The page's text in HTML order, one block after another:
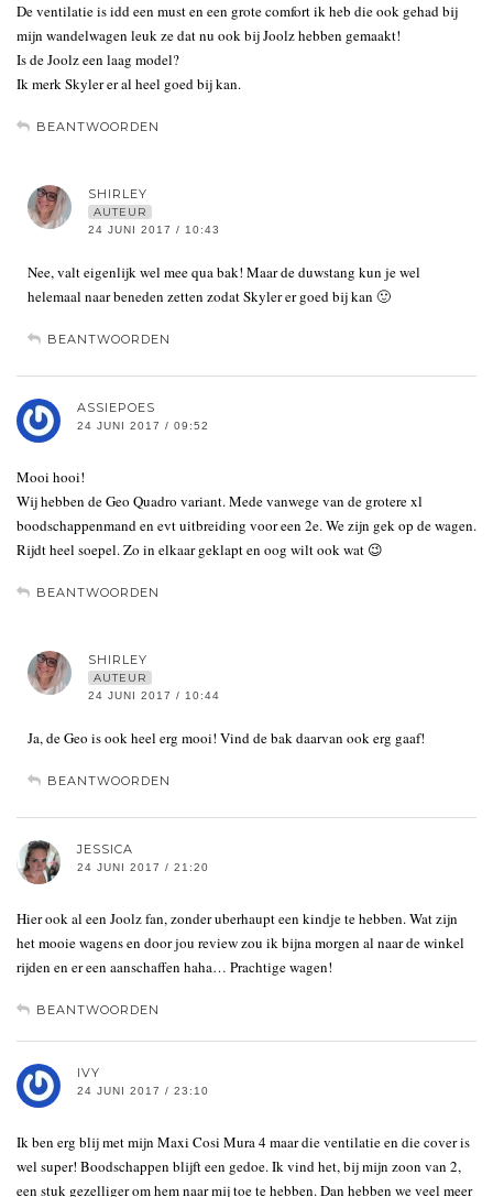
De ventilatie is idd een must en een grote comfort ik heb die ook gehad bij
mijn wandelwagen leuk ze dat nu ook bij Joolz hebben gemaakt!
Is de Joolz een laag model?
Ik merk Skyler er al heel goed bij kan.
BEANTWOORDEN
SHIRLEY
AUTEUR
24 JUNI 2017 / 10:43
Nee, valt eigenlijk wel mee qua bak! Maar de duwstang kun je wel
helemaal naar beneden zetten zodat Skyler er goed bij kan 🙂
BEANTWOORDEN
ASSIEPOES
24 JUNI 2017 / 09:52
Mooi hooi!
Wij hebben de Geo Quadro variant. Mede vanwege van de grotere xl
boodschappenmand en evt uitbreiding voor een 2e. We zijn gek op de wagen.
Rijdt heel soepel. Zo in elkaar geklapt en oog wilt ook wat 😉
BEANTWOORDEN
SHIRLEY
AUTEUR
24 JUNI 2017 / 10:44
Ja, de Geo is ook heel erg mooi! Vind de bak daarvan ook erg gaaf!
BEANTWOORDEN
JESSICA
24 JUNI 2017 / 21:20
Hier ook al een Joolz fan, zonder uberhaupt een kindje te hebben. Wat zijn
het mooie wagens en door jou review zou ik bijna morgen al naar de winkel
rijden en er een aanschaffen haha… Prachtige wagen!
BEANTWOORDEN
IVY
24 JUNI 2017 / 23:10
Ik ben erg blij met mijn Maxi Cosi Mura 4 maar die ventilatie en die cover is
wel super! Boodschappen blijft een gedoe. Ik vind het, bij mijn zoon van 2,
een stuk gezelliger om hem naar mij toe te hebben. Dan hebben we veel meer